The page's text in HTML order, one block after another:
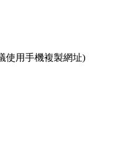
使用手機複製網址)